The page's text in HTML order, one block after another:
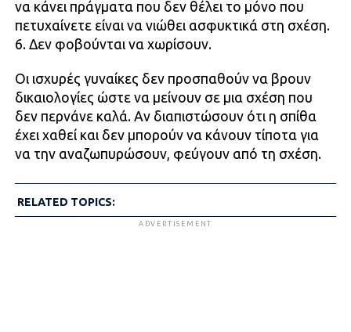
να κάνει πράγματα που δεν θέλει το μόνο που
πετυχαίνετε είναι να νιώθει ασφυκτικά στη σχέση.
6. Δεν φοβούνται να χωρίσουν.
Οι ισχυρές γυναίκες δεν προσπαθούν να βρουν
δικαιολογίες ώστε να μείνουν σε μια σχέση που
δεν περνάνε καλά. Αν διαπιστώσουν ότι η σπίθα
έχει χαθεί και δεν μπορούν να κάνουν τίποτα για
να την αναζωπυρώσουν, φεύγουν από τη σχέση.
RELATED TOPICS:
ADVERTISEMENT